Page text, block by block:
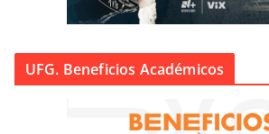
UFG. Beneficios Académicos